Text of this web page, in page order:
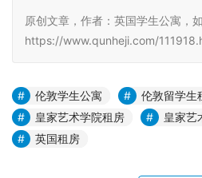
原创文章，作者：英国学生公寓，
https://www.qunheji.com/
伦敦学生公寓 伦敦留学生
皇家艺术学院租房
皇家艺
英国租房